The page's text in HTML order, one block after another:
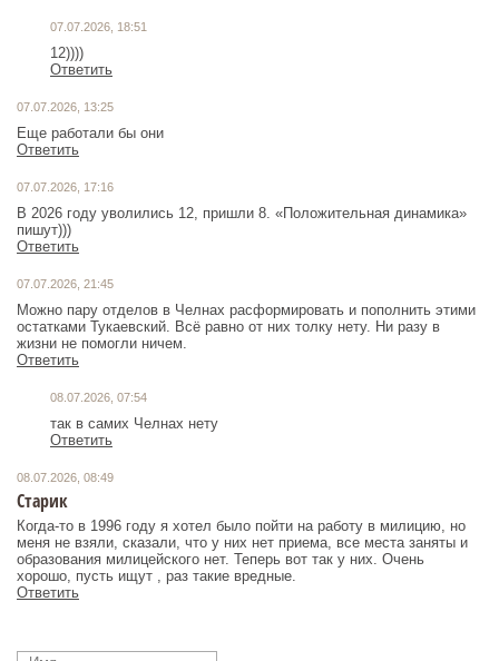
07.07.2026, 18:51
12))))
Ответить
07.07.2026, 13:25
Еще работали бы они
Ответить
07.07.2026, 17:16
В 2026 году уволились 12, пришли 8. «Положительная динамика»
пишут)))
Ответить
07.07.2026, 21:45
Можно пару отделов в Челнах расформировать и пополнить этими
остатками Тукаевский. Всë равно от них толку нету. Ни разу в
жизни не помогли ничем.
Ответить
08.07.2026, 07:54
так в самих Челнах нету
Ответить
08.07.2026, 08:49
Старик
Когда-то в 1996 году я хотел было пойти на работу в милицию, но
меня не взяли, сказали, что у них нет приема, все места заняты и
образования милицейского нет. Теперь вот так у них. Очень
хорошо, пусть ищут , раз такие вредные.
Ответить